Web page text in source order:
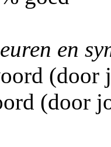
en
(door
(door